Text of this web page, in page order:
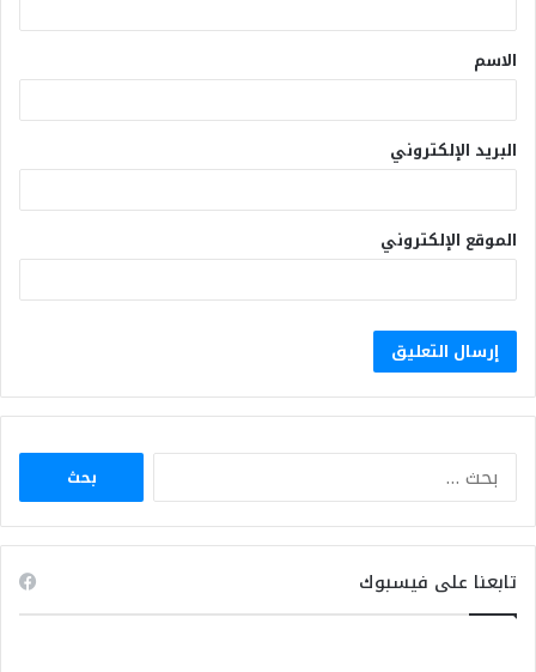
الاسم
البريد الإلكتروني
الموقع الإلكتروني
البحث
تابعنا على فيسبوك